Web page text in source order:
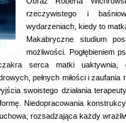
rzeczywistego i
wydarzeniach, kiedy to
Makabryczne studium
możliwości. Pogłębieniem
serca matki uaktywnia,
pełnych miłości i zaufania
swoistego działania
Niedopracowania
rozsadzająca każdy